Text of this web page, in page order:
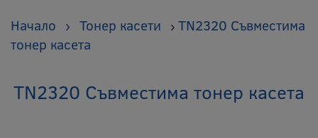
Начало › Тонер касети › TN2320 Съвместима
тонер касета
TN2320 Съвместима тонер касета